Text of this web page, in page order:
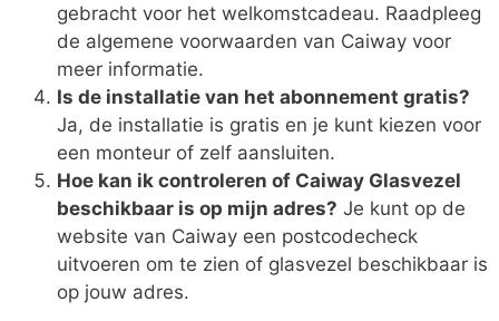
gebracht voor het welkomstcadeau. Raadpleeg
de algemene voorwaarden van Caiway voor
meer informatie.
Is de installatie van het abonnement gratis?
Ja, de installatie is gratis en je kunt kiezen voor
een monteur of zelf aansluiten.
Hoe kan ik controleren of Caiway Glasvezel
beschikbaar is op mijn adres? Je kunt op de
website van Caiway een postcodecheck
uitvoeren om te zien of glasvezel beschikbaar is
op jouw adres.